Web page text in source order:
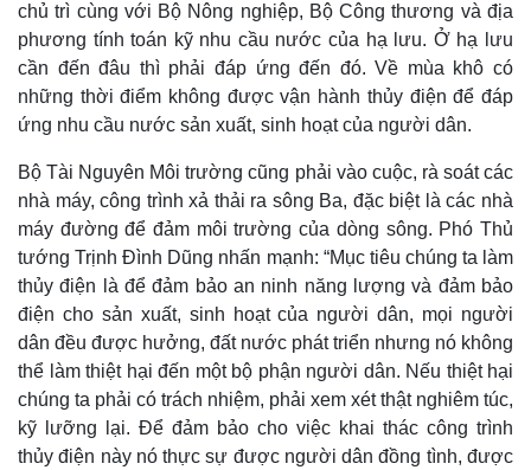
chủ trì cùng với Bộ Nông nghiệp, Bộ Công thương và địa
phương tính toán kỹ nhu cầu nước của hạ lưu. Ở hạ lưu
cần đến đâu thì phải đáp ứng đến đó. Về mùa khô có
những thời điểm không được vận hành thủy điện để đáp
ứng nhu cầu nước sản xuất, sinh hoạt của người dân.
Bộ Tài Nguyên Môi trường cũng phải vào cuộc, rà soát các
nhà máy, công trình xả thải ra sông Ba, đặc biệt là các nhà
máy đường để đảm môi trường của dòng sông. Phó Thủ
tướng Trịnh Đình Dũng nhấn mạnh: “Mục tiêu chúng ta làm
thủy điện là để đảm bảo an ninh năng lượng và đảm bảo
điện cho sản xuất, sinh hoạt của người dân, mọi người
dân đều được hưởng, đất nước phát triển nhưng nó không
thể làm thiệt hại đến một bộ phận người dân. Nếu thiệt hại
chúng ta phải có trách nhiệm, phải xem xét thật nghiêm túc,
kỹ lưỡng lại. Để đảm bảo cho việc khai thác công trình
thủy điện này nó thực sự được người dân đồng tình, được